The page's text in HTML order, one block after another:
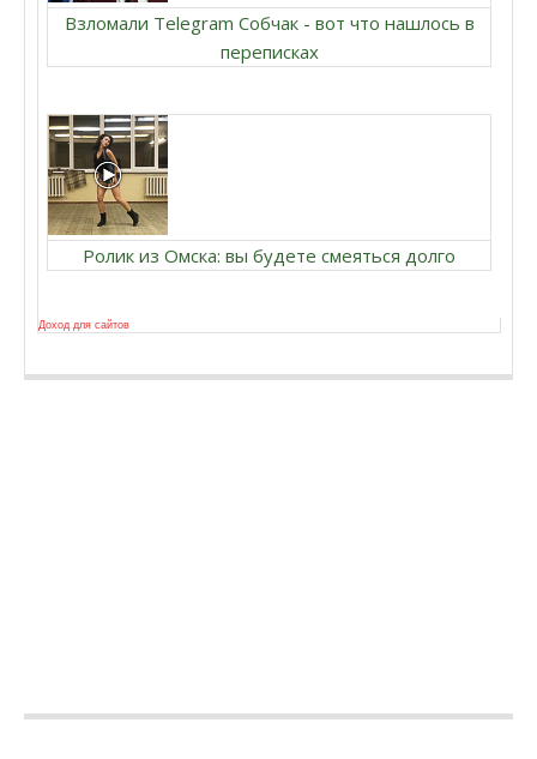
Взломали Telegram Собчак - вот что нашлось в
переписках
Ролик из Омска: вы будете смеяться долго
Доход для сайтов